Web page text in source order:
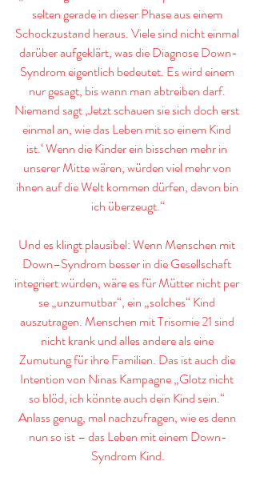
selten gerade in dieser Phase aus einem
Schockzustand heraus. Viele sind nicht einmal
darüber aufgeklärt, was die Diagnose Down-
Syndrom eigentlich bedeutet. Es wird einem
nur gesagt, bis wann man abtreiben darf.
Niemand sagt ‚Jetzt schauen sie sich doch erst
einmal an, wie das Leben mit so einem Kind
ist.‘ Wenn die Kinder ein bisschen mehr in
unserer Mitte wären, würden viel mehr von
ihnen auf die Welt kommen dürfen, davon bin
ich überzeugt.“
Und es klingt plausibel: Wenn Menschen mit
Down–Syndrom besser in die Gesellschaft
integriert würden, wäre es für Mütter nicht per
se „unzumutbar“, ein „solches“ Kind
auszutragen. Menschen mit Trisomie 21 sind
nicht krank und alles andere als eine
Zumutung für ihre Familien. Das ist auch die
Intention von Ninas Kampagne „Glotz nicht
so blöd, ich könnte auch dein Kind sein.“
Anlass genug, mal nachzufragen, wie es denn
nun so ist – das Leben mit einem Down-
Syndrom Kind.